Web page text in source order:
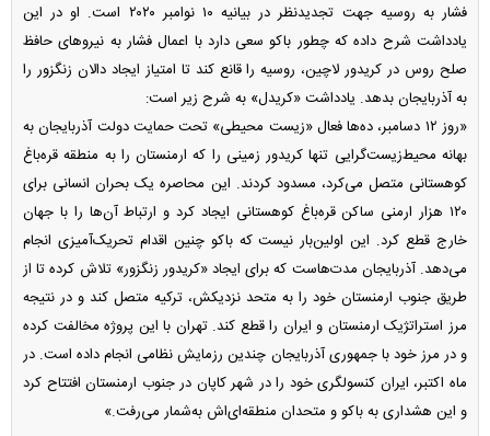
فشار به روسیه جهت تجدید‌نظر در بیانیه ۱۰ نوامبر ۲۰۲۰ است. او در این
یادداشت شرح داده که چطور باکو سعی دارد با اعمال فشار به نیرو‌های حافظ
صلح روس در کریدور لاچین، روسیه را قانع کند تا امتیاز ایجاد دالان زنگزور را
به آذربایجان بدهد. یادداشت «کریدل» به شرح زیر است:
«روز ۱۲ دسامبر، ده‌ها فعال «زیست محیطی» تحت حمایت دولت آذربایجان به
بهانه محیط‌زیست‌گرایی تنها کریدور زمینی را که ارمنستان را به منطقه قره‌باغ
کوهستانی متصل می‌کرد، مسدود کردند. این محاصره یک بحران انسانی برای
۱۲۰ هزار ارمنی ساکن قره‌باغ کوهستانی ایجاد کرد و ارتباط آن‌ها را با جهان
خارج قطع کرد. این اولین‌بار نیست که باکو چنین اقدام تحریک‌آمیزی انجام
می‌دهد. آذربایجان مدت‌هاست که برای ایجاد «کریدور زنگزور» تلاش کرده تا از
طریق جنوب ارمنستان خود را به متحد نزدیکش، ترکیه متصل کند و در نتیجه
مرز استراتژیک ارمنستان و ایران را قطع کند. تهران با این پروژه مخالفت کرده
و در مرز خود با جمهوری آذربایجان چندین رزمایش نظامی انجام داده است. در
ماه اکتبر، ایران کنسولگری خود را در شهر کاپان در جنوب ارمنستان افتتاح کرد
و این هشداری به باکو و متحدان منطقه‌ای‌اش به‌شمار می‌رفت.»